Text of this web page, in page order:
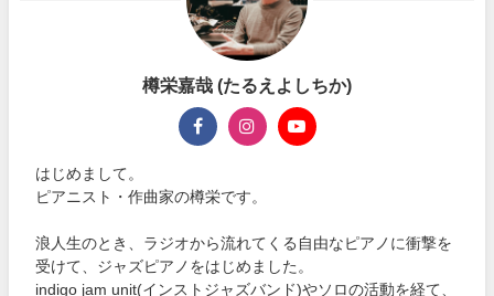
樽栄嘉哉 (たるえよしちか)
はじめまして。
ピアニスト・作曲家の樽栄です。
浪人生のとき、ラジオから流れてくる自由なピアノに衝撃を
受けて、ジャズピアノをはじめました。
indigo jam unit(インストジャズバンド)やソロの活動を経て、